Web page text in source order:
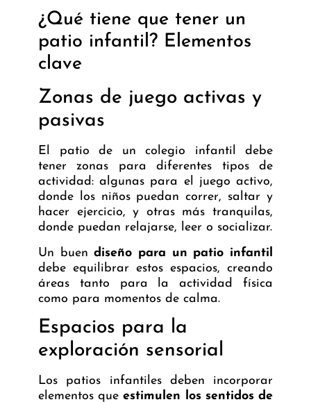
¿Qué tiene que tener un
patio infantil? Elementos
clave
Zonas de juego activas y
pasivas
El patio de un colegio infantil debe
tener zonas para diferentes tipos de
actividad: algunas para el juego activo,
donde los niños puedan correr, saltar y
hacer ejercicio, y otras más tranquilas,
donde puedan relajarse, leer o socializar.
Un buendiseño para un patio infantil
debe equilibrar estos espacios, creando
áreas tanto para la actividad física
como para momentos de calma.
Espacios para la
exploración sensorial
Los patios infantiles deben incorporar
elementos queestimulen los sentidos de